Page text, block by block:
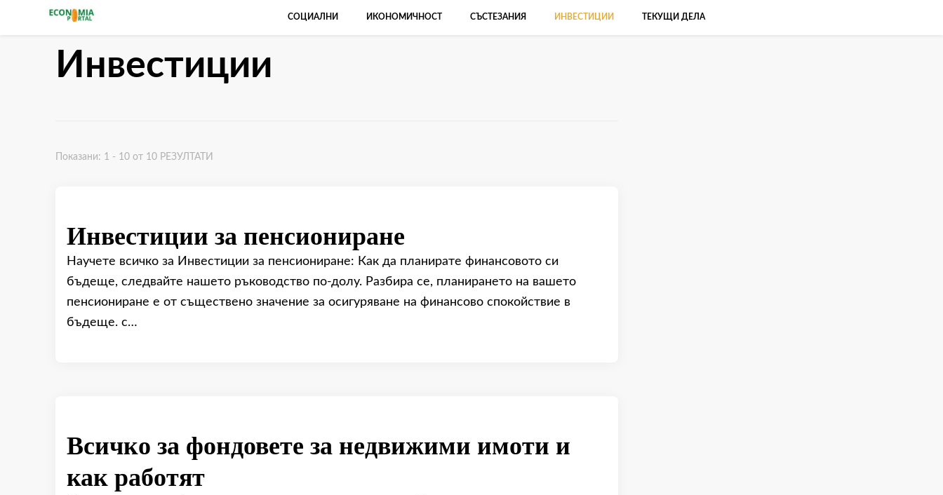
СОЦИАЛНИ ИКОНОМИЧНОСТ СЪСТЕЗАНИЯ ИНВЕСТИЦИИ ТЕКУЩИ ДЕЛА
Инвестиции
Показани: 1 - 10 от 10 РЕЗУЛТАТИ
Инвестиции за пенсиониране
Научете всичко за Инвестиции за пенсиониране: Как да планирате финансовото си
бъдеще, следвайте нашето ръководство по-долу. Разбира се, планирането на вашето
пенсиониране е от съществено значение за осигуряване на финансово спокойствие в
бъдеще. с…
Всичко за фондовете за недвижими имоти и
как работят